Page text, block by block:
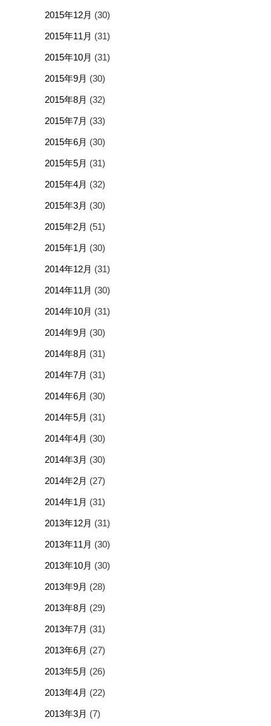
2015年12月 (30)
2015年11月 (31)
2015年10月 (31)
2015年9月 (30)
2015年8月 (32)
2015年7月 (33)
2015年6月 (30)
2015年5月 (31)
2015年4月 (32)
2015年3月 (30)
2015年2月 (51)
2015年1月 (30)
2014年12月 (31)
2014年11月 (30)
2014年10月 (31)
2014年9月 (30)
2014年8月 (31)
2014年7月 (31)
2014年6月 (30)
2014年5月 (31)
2014年4月 (30)
2014年3月 (30)
2014年2月 (27)
2014年1月 (31)
2013年12月 (31)
2013年11月 (30)
2013年10月 (30)
2013年9月 (28)
2013年8月 (29)
2013年7月 (31)
2013年6月 (27)
2013年5月 (26)
2013年4月 (22)
2013年3月 (7)